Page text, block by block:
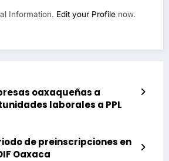
Information. Edit your Profile now.
oaxaqueñas a
laborales a PPL
de preinscripciones en
Oaxaca